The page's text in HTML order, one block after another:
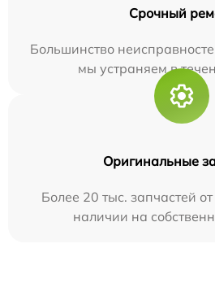
Срочный
Большинство
мы устраняем в
Оригинальные
Более 20 тыс. запчастей
наличии на